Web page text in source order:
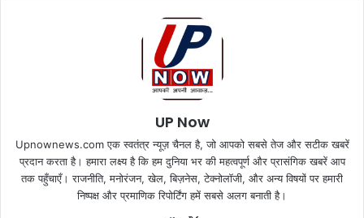
UP Now
Upnownews.com एक स्वतंत्र न्यूज़ चैनल है, जो आपको सबसे तेज और सटीक खबरें
प्रदान करता है। हमारा लक्ष्य है कि हम दुनिया भर की महत्वपूर्ण और प्रासंगिक खबरें आप
तक पहुँचाएँ। राजनीति, मनोरंजन, खेल, बिज़नेस, टेक्नोलॉजी, और अन्य विषयों पर हमारी
निष्पक्ष और प्रमाणिक रिपोर्टिंग हमें सबसे अलग बनाती है।